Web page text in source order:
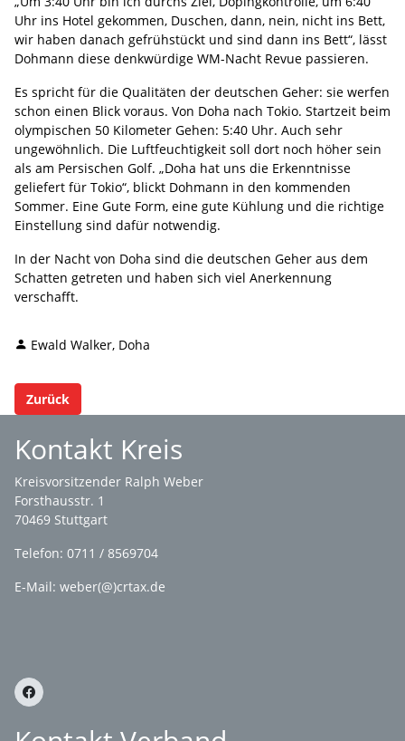
Uhr ins Hotel gekommen, Duschen, dann, nein, nicht ins Bett,
wir haben danach gefrühstückt und sind dann ins Bett“, lässt
Dohmann diese denkwürdige WM-Nacht Revue passieren.
Es spricht für die Qualitäten der deutschen Geher: sie werfen
schon einen Blick voraus. Von Doha nach Tokio. Startzeit beim
olympischen 50 Kilometer Gehen: 5:40 Uhr. Auch sehr
ungewöhnlich. Die Luftfeuchtigkeit soll dort noch höher sein
als am Persischen Golf. „Doha hat uns die Erkenntnisse
geliefert für Tokio“, blickt Dohmann in den kommenden
Sommer. Eine Gute Form, eine gute Kühlung und die richtige
Einstellung sind dafür notwendig.
In der Nacht von Doha sind die deutschen Geher aus dem
Schatten getreten und haben sich viel Anerkennung
verschafft.
Ewald Walker, Doha
Zurück
Kontakt Kreis
Kreisvorsitzender Ralph Weber
Forsthausstr. 1
70469 Stuttgart
Telefon: 0711 / 8569704
E-Mail: weber(@)crtax.de